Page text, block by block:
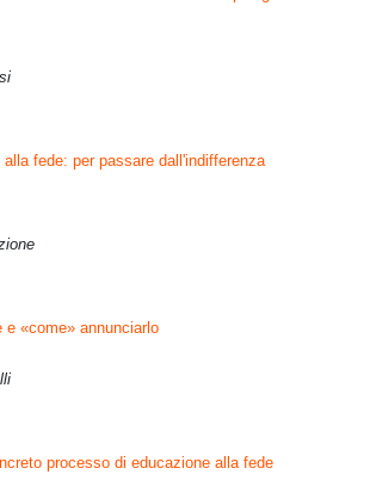
alla fede: per passare dall'indifferenza
e «come» annunciarlo
processo di educazione alla fede